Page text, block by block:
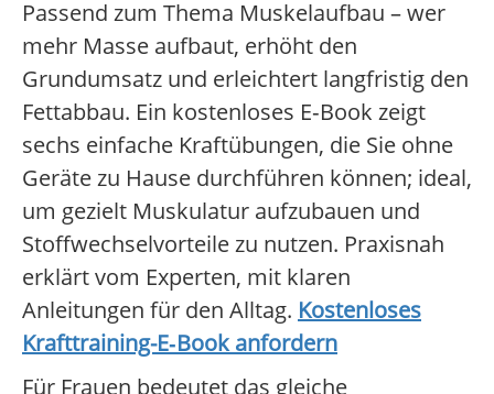
Passend zum Thema Muskelaufbau – wer
mehr Masse aufbaut, erhöht den
Grundumsatz und erleichtert langfristig den
Fettabbau. Ein kostenloses E‑Book zeigt
sechs einfache Kraftübungen, die Sie ohne
Geräte zu Hause durchführen können; ideal,
um gezielt Muskulatur aufzubauen und
Stoffwechselvorteile zu nutzen. Praxisnah
erklärt vom Experten, mit klaren
Anleitungen für den Alltag. Kostenloses
Krafttraining-E‑Book anfordern
Für Frauen bedeutet das gleiche